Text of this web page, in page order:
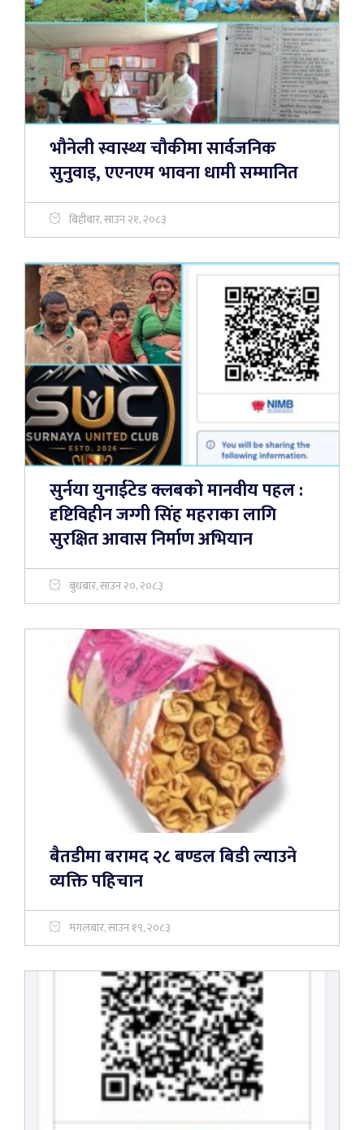
भौनेली स्वास्थ्य चौकीमा सार्वजनिक
सुनुवाइ, एएनएम भावना धामी सम्मानित
बिहीबार, साउन २१, २०८३
सुर्नया युनाईटेड क्लबको मानवीय पहल :
दृष्टिविहीन जग्गी सिंह महराका लागि
सुरक्षित आवास निर्माण अभियान
बुधबार, साउन २०, २०८३
बैतडीमा बरामद २८ बण्डल बिडी ल्याउने
व्यक्ति पहिचान
मंगलबार, साउन १९, २०८३